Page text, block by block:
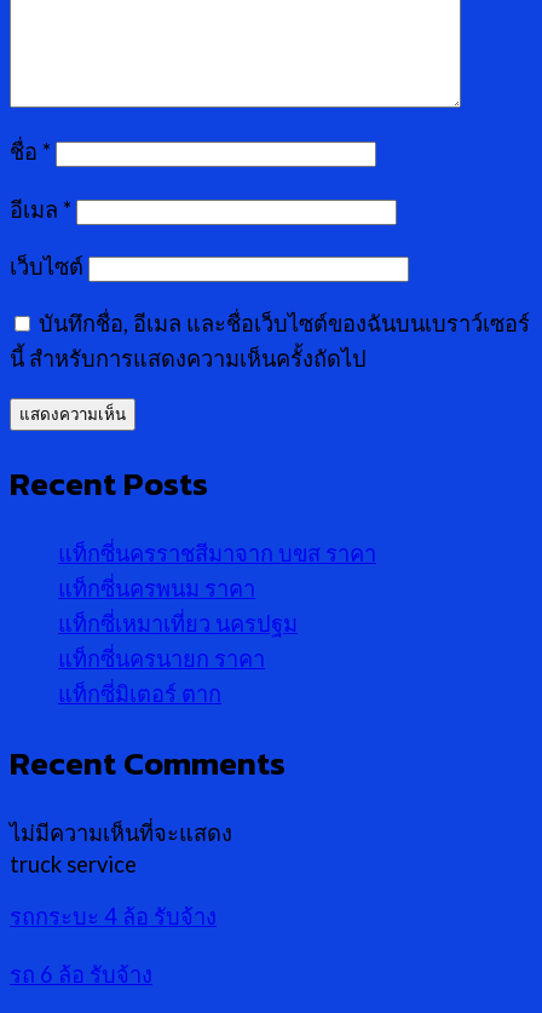
ชื่อ *
อีเมล *
เว็บไซต์
บันทึกชื่อ, อีเมล และชื่อเว็บไซต์ของฉันบนเบราว์เซอร์
นี้ สำหรับการแสดงความเห็นครั้งถัดไป
Recent Posts
แท็กซี่นครราชสีมาจาก บขส ราคา
แท็กซี่นครพนม ราคา
แท็กซี่เหมาเที่ยว นครปฐม
แท็กซี่นครนายก ราคา
แท็กซี่มิเตอร์ ตาก
Recent Comments
ไม่มีความเห็นที่จะแสดง
truck service
รถกระบะ 4 ล้อ รับจ้าง
รถ 6 ล้อ รับจ้าง